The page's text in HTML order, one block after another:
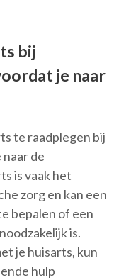
bij
je naar
te raadplegen bij
de
is vaak het
zorg en kan een
bepalen of een
is.
je huisarts, kun
hulp